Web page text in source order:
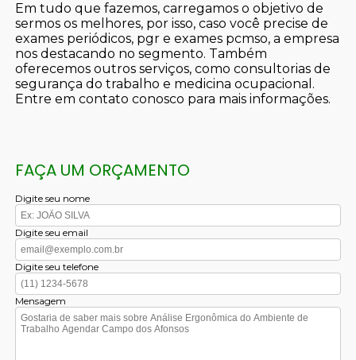
Em tudo que fazemos, carregamos o objetivo de
sermos os melhores, por isso, caso você precise de
exames periódicos, pgr e exames pcmso, a empresa
nos destacando no segmento. Também
oferecemos outros serviços, como consultorias de
segurança do trabalho e medicina ocupacional.
Entre em contato conosco para mais informações.
FAÇA UM ORÇAMENTO
Digite seu nome
Digite seu email
Digite seu telefone
Mensagem